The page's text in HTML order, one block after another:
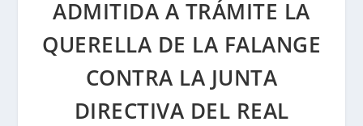
ADMITIDA A TRÁMITE LA
QUERELLA DE LA FALANGE
CONTRA LA JUNTA
DIRECTIVA DEL REAL